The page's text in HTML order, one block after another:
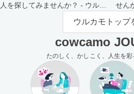
人を探してみませんか？ - ウルカ
せん
主さ
ウルカモトップ
cowcamo
たのしく、かしこく、人生を